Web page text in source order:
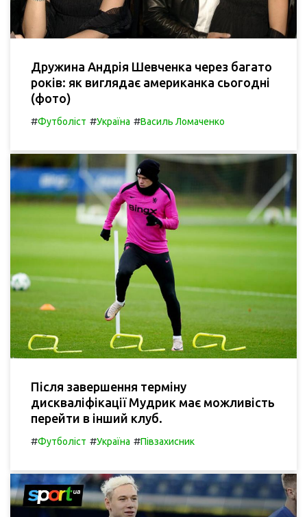
Дружина Андрія Шевченка через багато
років: як виглядає американка сьогодні
(фото)
#Футболіст #Україна #Василь Ломаченко
Після завершення терміну
дискваліфікації Мудрик має можливість
перейти в інший клуб.
#Футболіст #Україна #Півзахисник